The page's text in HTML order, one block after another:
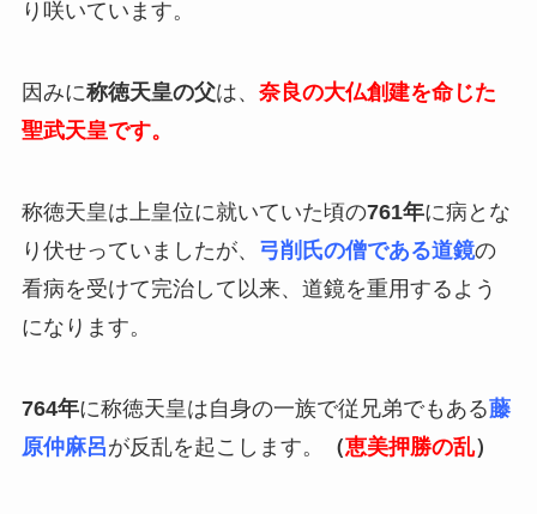
り咲いています。
因みに称徳天皇の父は、 奈良の大仏創建を命じた
聖武天皇です。
称徳天皇は上皇位に就いていた頃の761年に病とな
り伏せっていましたが、 弓削氏の僧である道鏡の
看病を受けて完治して以来、道鏡を重用するよう
になります。
764年に称徳天皇は自身の一族で従兄弟でもある藤
原仲麻呂が反乱を起こします。 （恵美押勝の乱）